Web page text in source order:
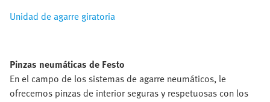
Unidad de agarre giratoria
Pinzas neumáticas de Festo
En el campo de los sistemas de agarre neumáticos, le
ofrecemos pinzas de interior seguras y respetuosas con los